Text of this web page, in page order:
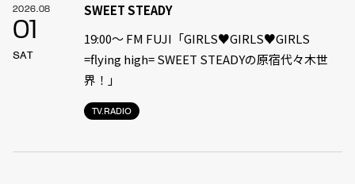
2026.08
01
SAT
TV.RADIO
SWEET STEADY
19:00〜 FM FUJI「GIRLS♥GIRLS♥GIRLS
=flying high= SWEET STEADYの原宿代々木世
界！」